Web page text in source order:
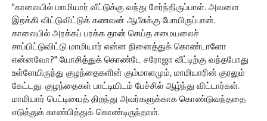
"காலையில் மாமியார் வீட்டுக்கு வந்து சேர்ந்திருப்பாள். அவளை
இறக்கி விட்டுவிட்டுக் கணவன் ஆபீசுக்கு போயிருப்பான்.
காலையில் அரக்கப் பரக்க தான் செய்த சமையலைச்
சாப்பிட்டுவிட்டு மாமியார் என்ன நினைத்துக் கொண்டாளோ
என்னவோ?" யோசித்துக் கொண்டே சரோஜா வீட்டிற்கு வந்தபோது
உள்ளேயிருந்து குழந்தைகளின் கும்மாளமும், மாமியாரின் குரலும்
கேட்டது. குழந்தைகள் பாட்டியிடம் பேச்சில் ஆழ்ந்து விட்டார்கள்.
மாமியார் பெட்டியைத் திறந்து அவர்களுக்காக கொண்டுவந்ததை
எடுத்துக் காண்பித்துக் கொண்டிருந்தாள்.